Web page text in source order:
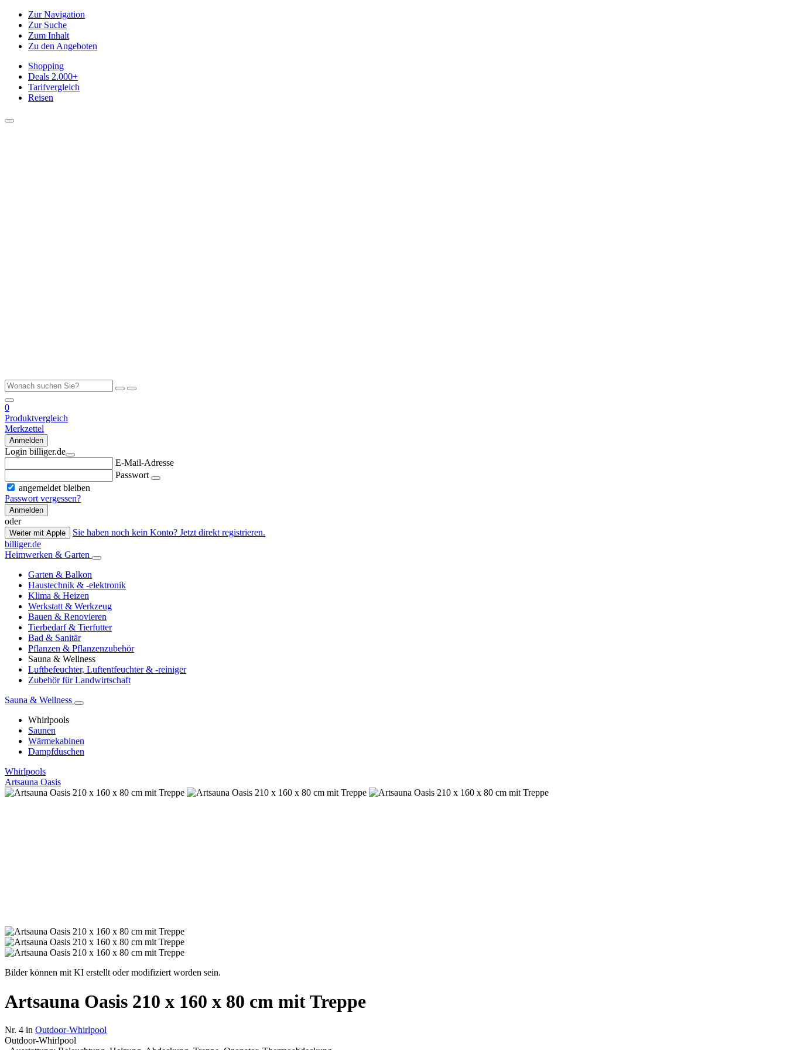
Zur Navigation
Zur Suche
Zum Inhalt
Zu den Angeboten
Shopping
Deals 2.000+
Tarifvergleich
Reisen
0
Produktvergleich
Merkzettel
Anmelden
Login billiger.de
E-Mail-Adresse
Passwort
angemeldet bleiben
Passwort vergessen?
Anmelden
oder
Weiter mit Apple
Sie haben noch kein Konto? Jetzt direkt registrieren.
billiger.de
Heimwerken & Garten
Garten & Balkon
Haustechnik & -elektronik
Klima & Heizen
Werkstatt & Werkzeug
Bauen & Renovieren
Tierbedarf & Tierfutter
Bad & Sanitär
Pflanzen & Pflanzenzubehör
Sauna & Wellness
Luftbefeuchter, Luftentfeuchter & -reiniger
Zubehör für Landwirtschaft
Sauna & Wellness
Whirlpools
Saunen
Wärmekabinen
Dampfduschen
Whirlpools
Artsauna Oasis
Bilder können mit KI erstellt oder modifiziert worden sein.
Artsauna Oasis 210 x 160 x 80 cm mit Treppe
Nr. 4 in Outdoor-Whirlpool
Outdoor-Whirlpool